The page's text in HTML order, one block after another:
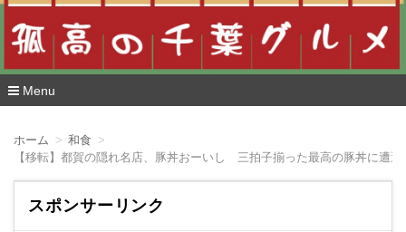
Menu
ホーム
和食
【移転】都賀の隠れ名店、豚丼おーいし 三拍子揃った最高の豚丼に遭遇
スポンサーリンク